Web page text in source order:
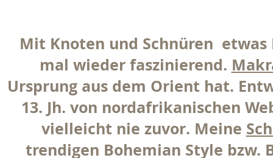
Mit Knoten und Schnüren
mal wieder faszinierend.
Ursprung aus dem Orient hat.
13. Jh. von nordafrikanischen
vielleicht nie zuvor. Meine
trendigen Bohemian Style bzw.